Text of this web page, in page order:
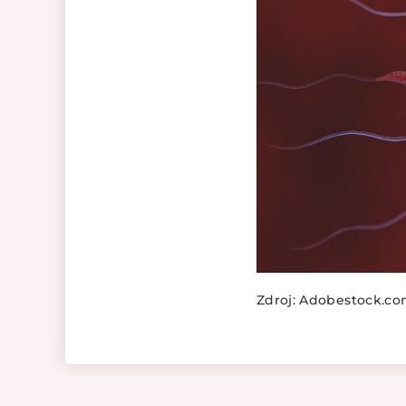
Zdroj: